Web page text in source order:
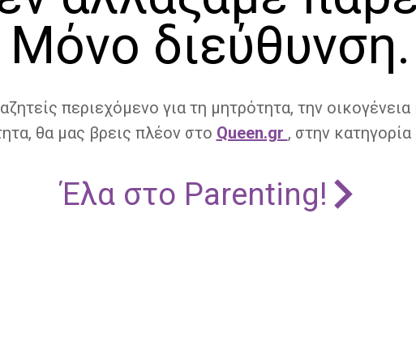
Μόνο διεύθυνση.
περιεχόμενο για τη μητρότητα, την οικογένεια
θα μας βρεις πλέον στο Queen.gr , στην
Έλα στο Parenting!